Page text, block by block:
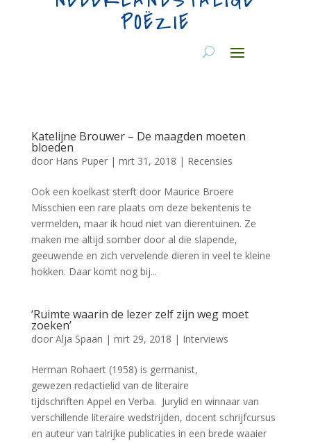
POËZIE
Katelijne Brouwer – De maagden moeten
bloeden
door Hans Puper| mrt 31, 2018 | Recensies
Ook een koelkast sterft door Maurice Broere
Misschien een rare plaats om deze bekentenis te
vermelden, maar ik houd niet van dierentuinen. Ze
maken me altijd somber door al die slapende,
geeuwende en zich vervelende dieren in veel te kleine
hokken. Daar komt nog bij...
‘Ruimte waarin de lezer zelf zijn weg moet
zoeken’
door Alja Spaan | mrt 29, 2018 | Interviews
Herman Rohaert (1958) is germanist,
gewezen redactielid van de literaire
tijdschriften Appel en Verba. Jurylid en winnaar van
verschillende literaire wedstrijden, docent schrijfcursus
en auteur van talrijke publicaties in een brede waaier